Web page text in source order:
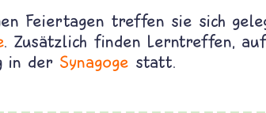
Feiertagen treffen sie sich
. Zusätzlich finden Lerntreffen,
in der Synagoge statt.